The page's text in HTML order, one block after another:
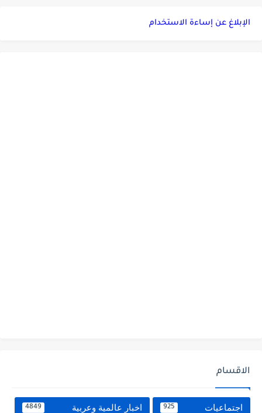
الإبلاغ عن إساءة الاستخدام
الاقسام
اجتماعيات 925 اخبار عالمية وعربية 4849